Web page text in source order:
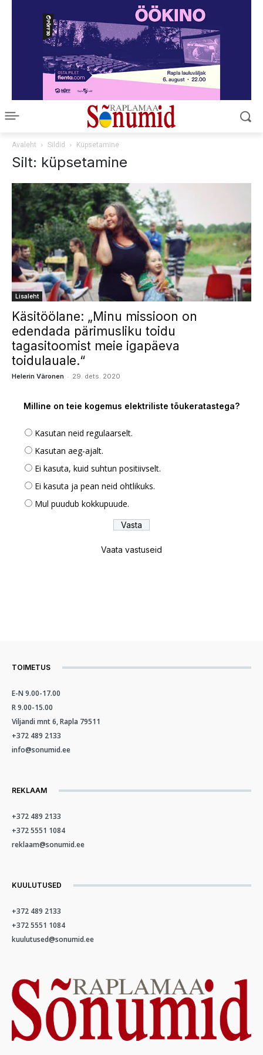
Avaleht Sildid Küpsetamine
Silt: küpsetamine
Lisaleht
Käsitöölane: „Minu missioon on
edendada pärimusliku toidu
tagasitoomist meie igapäeva
toidulauale.“
Helerin Väronen - 29. dets. 2020
Milline on teie kogemus elektriliste tõukeratastega?
Kasutan neid regulaarselt.
Kasutan aeg-ajalt.
Ei kasuta, kuid suhtun positiivselt.
Ei kasuta ja pean neid ohtlikuks.
Mul puudub kokkupuude.
Vaata vastuseid
TOIMETUS
E-N 9.00-17.00
R 9.00-15.00
Viljandi mnt 6, Rapla 79511
+372 489 2133
info@sonumid.ee
REKLAAM
+372 489 2133
+372 5551 1084
reklaam@sonumid.ee
KUULUTUSED
+372 489 2133
+372 5551 1084
kuulutused@sonumid.ee